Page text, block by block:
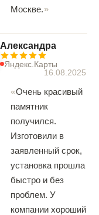
Москве.
Александра
Яндекс.Карты
16.08.2025
Очень красивый
памятник
получился.
Изготовили в
заявленный срок,
установка прошла
быстро и без
проблем. У
компании хороший